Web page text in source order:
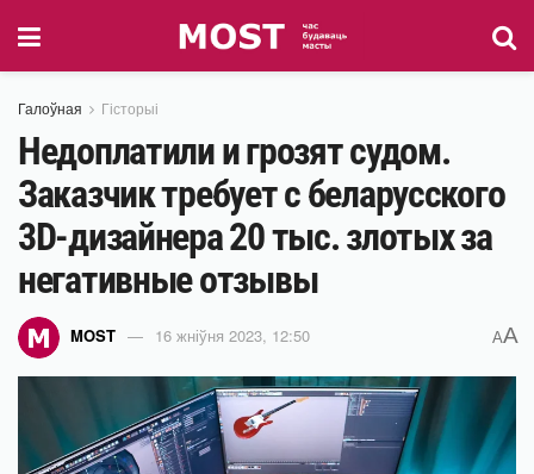
Галоўная Гісторыі
Недоплатили и грозят судом.
Заказчик требует с беларусского
3D-дизайнера 20 тыс. злотых за
негативные отзывы
MOST 16 жніўня 2023, 12:50 AA